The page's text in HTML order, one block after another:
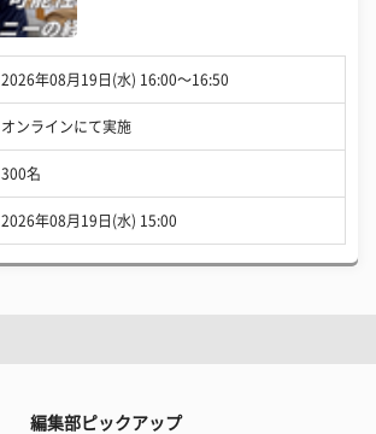
2026年08月19日(水) 16:00〜16:50
オンラインにて実施
300名
2026年08月19日(水) 15:00
編集部ピックアップ